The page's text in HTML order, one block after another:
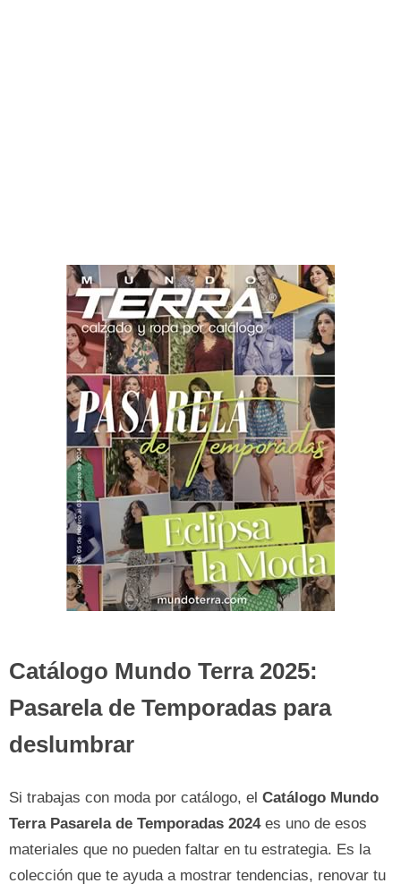
Catálogo Mundo Terra 2025:
Pasarela de Temporadas para
deslumbrar
Si trabajas con moda por catálogo, el Catálogo Mundo
Terra Pasarela de Temporadas 2024es uno de esos
materiales que no pueden faltar en tu estrategia. Es la
colección que te ayuda a mostrar tendencias, renovar tu